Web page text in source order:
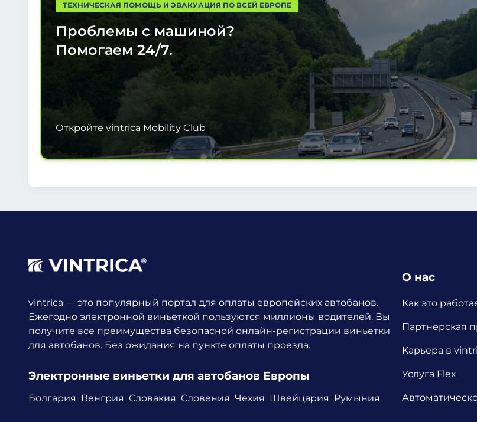
ТЕХНИЧЕСКАЯ ПОМОЩЬ И ЭВАКУАЦИЯ ПО ВСЕЙ ЕВРОПЕ
Проблемы с машиной?
Помогаем 24/7.
Откройте vintrica Mobility Club
vintrica — это популярный портал для оплаты европейских автобанов.
Ежегодно электронной виньеткой пользуются миллионы водителей. Вы
получите все преимущества безопасной онлайн-регистрации виньетки
для автобанов. Без ожидания на пункте оплаты проезда.
Электронные виньетки для автобанов Европы
Болгария Венгрия Словакия Словения Чехия Швейцария Румыния
О нас
Как это
Партнерская
Карьера в
Услуга Flex